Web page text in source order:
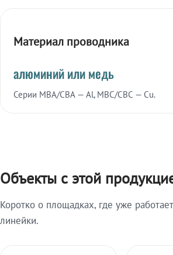
Материал проводника
алюминий или медь
Серии МВА/СВА — Al, МВС/СВС — Cu.
Объекты с этой
Коротко о площадках, где уже
линейки.